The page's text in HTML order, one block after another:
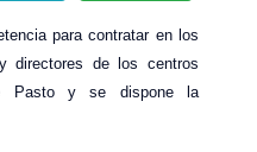
para contratar en los
directores de los centros
Pasto y se dispone la